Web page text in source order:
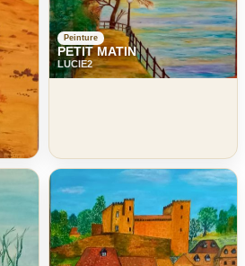
Peinture
PETIT MATIN
LUCIE2